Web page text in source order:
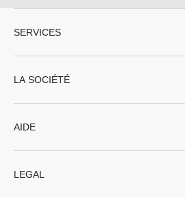
SERVICES
LA SOCIÉTÉ
AIDE
LEGAL